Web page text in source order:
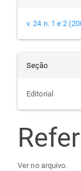
v. 24 n. 1 e 2
Seção
Editorial
Ver no arquivo.